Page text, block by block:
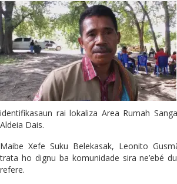
identifikasaun rai lokaliza Area Rumah
Aldeia Dais.
Maibe Xefe Suku Belekasak, Leonito
trata ho dignu ba komunidade sira ne’ebé
refere.